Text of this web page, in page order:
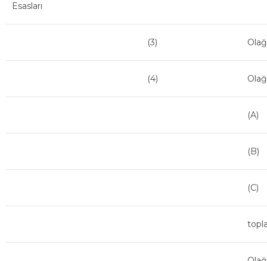
Esasları
(3)
(4)
(A)
(B)
(C)